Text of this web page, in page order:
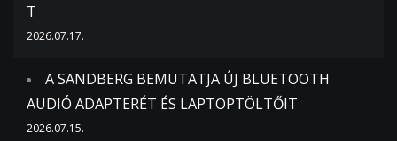
T
2026.07.17.
A SANDBERG BEMUTATJA ÚJ BLUETOOTH
AUDIÓ ADAPTERÉT ÉS LAPTOPTÖLTŐIT
2026.07.15.